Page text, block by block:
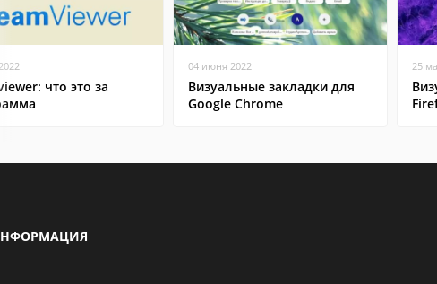
что это за
04 июня 2022
Визуальные закладки для
Google Chrome
25